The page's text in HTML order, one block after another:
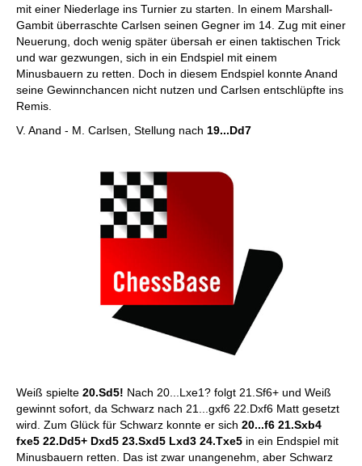
mit einer Niederlage ins Turnier zu starten. In einem Marshall-
Gambit überraschte Carlsen seinen Gegner im 14. Zug mit einer
Neuerung, doch wenig später übersah er einen taktischen Trick
und war gezwungen, sich in ein Endspiel mit einem
Minusbauern zu retten. Doch in diesem Endspiel konnte Anand
seine Gewinnchancen nicht nutzen und Carlsen entschlüpfte ins
Remis.
V. Anand - M. Carlsen, Stellung nach 19...Dd7
Weiß spielte 20.Sd5! Nach 20...Lxe1? folgt 21.Sf6+ und Weiß
gewinnt sofort, da Schwarz nach 21...gxf6 22.Dxf6 Matt gesetzt
wird. Zum Glück für Schwarz konnte er sich 20...f6 21.Sxb4
fxe5 22.Dd5+ Dxd5 23.Sxd5 Lxd3 24.Txe5 in ein Endspiel mit
Minusbauern retten. Das ist zwar unangenehm, aber Schwarz